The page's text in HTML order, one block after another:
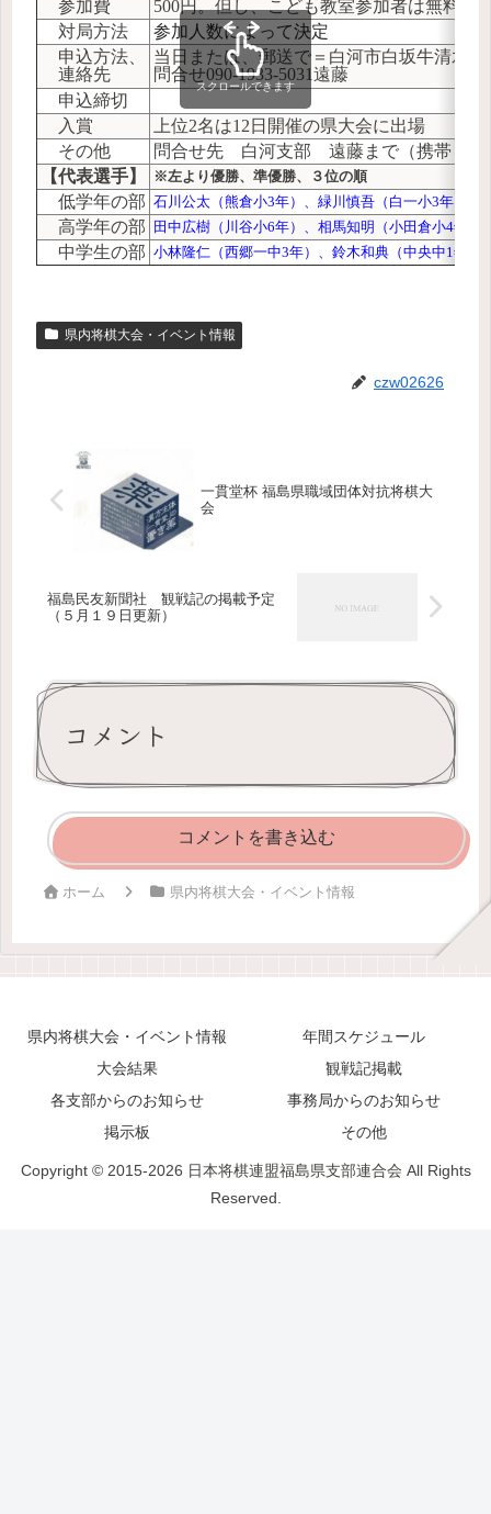
参加費
500円。但し、こども教室参加者は無料
対局方法
参加人数によって決定
申込方法、
連絡先
当日または、郵送で＝白河市白坂牛清水１
問合せ090-1933-5031遠藤
申込締切
入賞
上位2名は12日開催の県大会に出場
その他
問合せ先 白河支部 遠藤まで（携帯０９
【代表選手】
※左より優勝、準優勝、３位の順
低学年の部 石川公太（熊倉小3年）、緑川慎吾（白一小3年）
高学年の部 田中広樹（川谷小6年）、相馬知明（小田倉小4年）
中学生の部 小林隆仁（西郷一中3年）、鈴木和典（中央中1年）
スクロールできます
県内将棋大会・イベント情報
czw02626
一貫堂杯 福島県職域団体対抗将棋大
会
福島民友新聞社 観戦記の掲載予定
（５月１９日更新）
コメント
コメントを書き込む
ホーム 県内将棋大会・イベント情報
県内将棋大会・イベント情報
年間スケジュール
大会結果
観戦記掲載
各支部からのお知らせ
事務局からのお知らせ
掲示板
その他
Copyright © 2015-2026 日本将棋連盟福島県支部連合会 All Rights
Reserved.